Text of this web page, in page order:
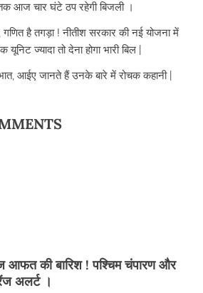
आज चार घंटे ठप रहेगी बिजली ।
गणित है तगड़ा ! नीतीश सरकार की नई योजना में
ज्यादा तो देना होगा भारी बिल |
आईए जानते हैं उनके बारे में रोचक कहानी |
की बारिश ! पश्चिम चंपारण और
अलर्ट ।